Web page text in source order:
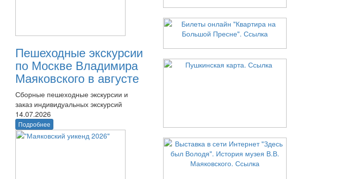
Пешеходные экскурсии
по Москве Владимира
Маяковского в августе
Сборные пешеходные экскурсии и
заказ индивидуальных экскурсий
14.07.2026
Подробнее